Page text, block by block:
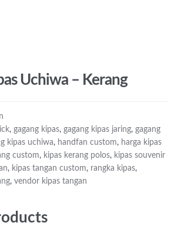
Uchiwa – Kerang
, gagang kipas, gagang kipas jaring, gagang
kipas uchiwa, handfan custom, harga kipas
custom, kipas kerang polos, kipas souvenir
, kipas tangan custom, rangka kipas,
, vendor kipas tangan